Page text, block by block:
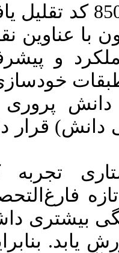
تعداد کدها به 850 کد تقلیل یافت
با عناوین نقش
پیشرفت
و
(با
داده
کار
داشته